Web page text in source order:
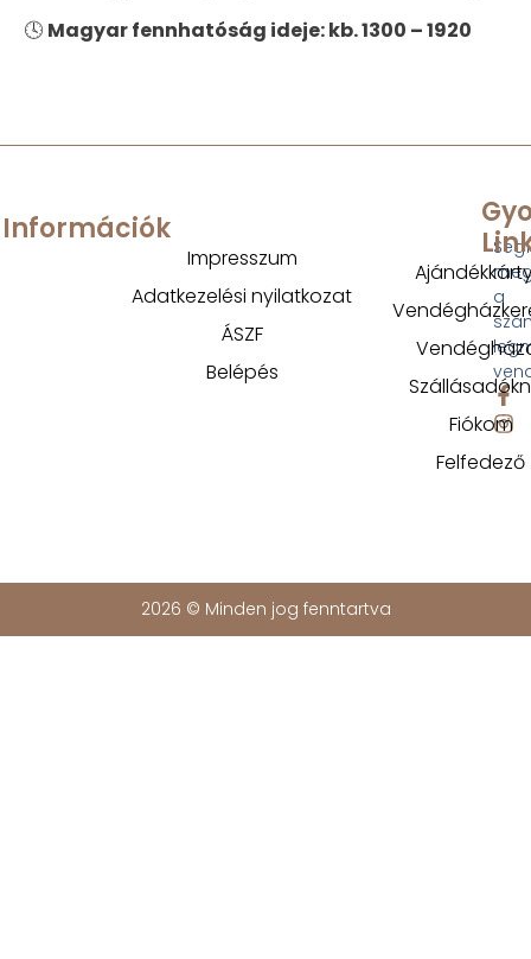
🕓 Magyar fennhatóság ideje: kb. 1300 – 1920
a
Fiókom
Felfedező
Információk
Impresszum
Adatkezelési nyilatkozat
ÁSZF
Belépés
2026 © Minden jog fenntartva